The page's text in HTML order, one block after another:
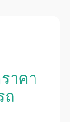
าคา
ถ